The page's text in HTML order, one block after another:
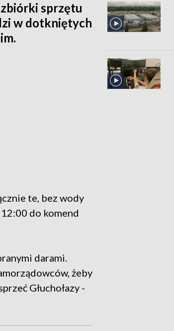
sprzętu
w dotkniętych
te, bez wody
do komend
darami.
żeby
Głuchołazy -